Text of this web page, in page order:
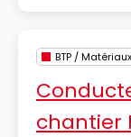
chantier